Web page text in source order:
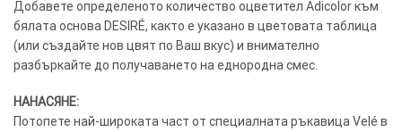
Добавете определеното количество оцветител Adicolor към
бялата основа DESIRÉ, както е указано в цветовата таблица
(или създайте нов цвят по Ваш вкус) и внимателно
разбъркайте до получаването на еднородна смес.
НАНАСЯНЕ:
Потопете най-широката част от специалната ръкавица Velé в